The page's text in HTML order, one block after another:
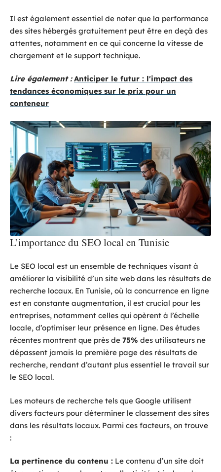
Il est également essentiel de noter que la performance
des sites hébergés gratuitement peut être en deçà des
attentes, notamment en ce qui concerne la vitesse de
chargement et le support technique.
Lire également : Anticiper le futur : l'impact des
tendances économiques sur le prix pour un
conteneur
L’importance du SEO local en Tunisie
Le SEO local est un ensemble de techniques visant à
améliorer la visibilité d’un site web dans les résultats de
recherche locaux. En Tunisie, où la concurrence en ligne
est en constante augmentation, il est crucial pour les
entreprises, notamment celles qui opèrent à l’échelle
locale, d’optimiser leur présence en ligne. Des études
récentes montrent que près de 75% des utilisateurs ne
dépassent jamais la première page des résultats de
recherche, rendant d’autant plus essentiel le travail sur
le SEO local.
Les moteurs de recherche tels que Google utilisent
divers facteurs pour déterminer le classement des sites
dans les résultats locaux. Parmi ces facteurs, on trouve
:
La pertinence du contenu : Le contenu d’un site doit